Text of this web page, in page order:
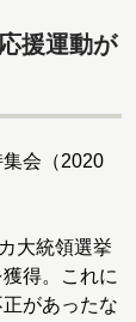
援運動が
会（2020
大統領選挙
得。これに
があったな